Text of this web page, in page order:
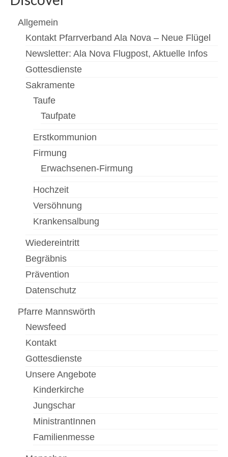
Newsfeed
Kontakt
Gottesdienste
Kinderkirche
Jungschar
MinistrantInnen
Familienmesse
Menschen
Mannswörth Pfarrgemeinderat
Pfarre Rannersdorf-Kledering
Newsfeed
Gottesdienste
Unser Angebot
Chronik Kirche Rannersdorf
Bilderbuch
Pfarre Schwechat
Newsfeed
Kontakt
Allgemein
Kontakt Pfarrverband Ala Nova – Neue Flügel
Newsletter: Ala Nova Flugpost, Aktuelle Infos
Gottesdienste
Sakramente
Taufe
Taufpate
Erstkommunion
Firmung
Erwachsenen-Firmung
Hochzeit
Versöhnung
Krankensalbung
Wiedereintritt
Begräbnis
Prävention
Datenschutz
Pfarre Mannswörth
Newsfeed
Kontakt
Gottesdienste
Unsere Angebote
Kinderkirche
Jungschar
MinistrantInnen
Familienmesse